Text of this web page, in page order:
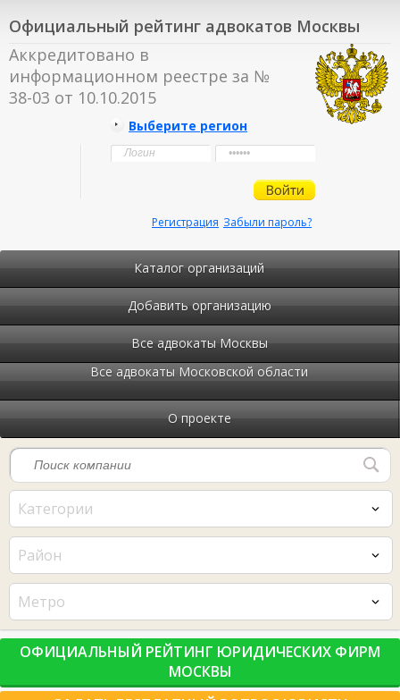
Официальный рейтинг адвокатов Москвы
Аккредитовано в
информационном реестре за №
38-03 от 10.10.2015
Выберите регион
Забыли пароль?
Регистрация
Каталог организаций
Добавить организацию
Все адвокаты Москвы
Все адвокаты Московской области
О проекте
Категории
Район
Метро
ОФИЦИАЛЬНЫЙ РЕЙТИНГ ЮРИДИЧЕСКИХ ФИРМ
МОСКВЫ